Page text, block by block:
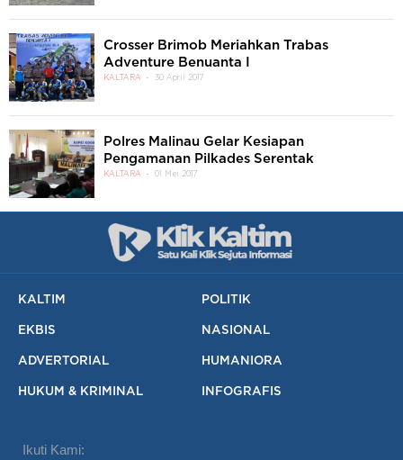
Crosser Brimob Meriahkan Trabas
Adventure Benuanta I
KALTARA 30 April 2017
Polres Malinau Gelar Kesiapan
Pengamanan Pilkades Serentak
KALTARA 01 Mei 2017
KALTIM POLITIK
EKBIS NASIONAL
ADVERTORIAL HUMANIORA
HUKUM & KRIMINAL INFOGRAFIS
Ikuti Kami: